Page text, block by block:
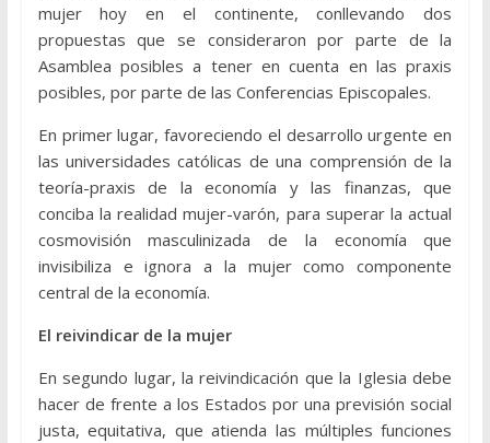
mujer hoy en el continente, conllevando dos
propuestas que se consideraron por parte de la
Asamblea posibles a tener en cuenta en las praxis
posibles, por parte de las Conferencias Episcopales.
En primer lugar, favoreciendo el desarrollo urgente en
las universidades católicas de una comprensión de la
teoría-praxis de la economía y las finanzas, que
conciba la realidad mujer-varón, para superar la actual
cosmovisión masculinizada de la economía que
invisibiliza e ignora a la mujer como componente
central de la economía.
El reivindicar de la mujer
En segundo lugar, la reivindicación que la Iglesia debe
hacer de frente a los Estados por una previsión social
justa, equitativa, que atienda las múltiples funciones